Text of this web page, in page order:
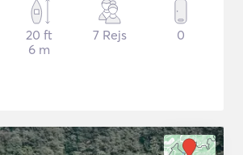
20 ft
6 m
7 Rejs 0